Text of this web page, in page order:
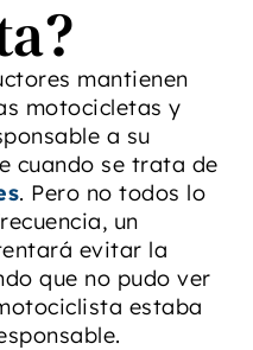
mantienen
motocicletas y
a su
cuando se trata de
. Pero no todos lo
un
evitar la
que no pudo ver
estaba